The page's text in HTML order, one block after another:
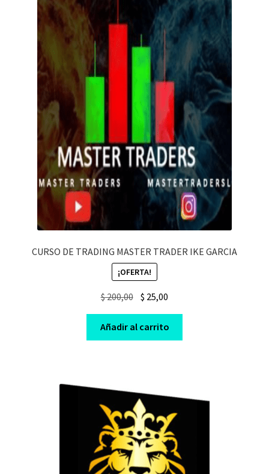
CURSO DE TRADING MASTER TRADER IKE GARCIA
¡OFERTA!
$200,00 Original
was:
$ 200,00.
$ 25,00
is:
$ 25,00.
Añadir al carrito